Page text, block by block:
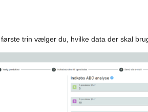
trin vælger du, hvilke data der skal